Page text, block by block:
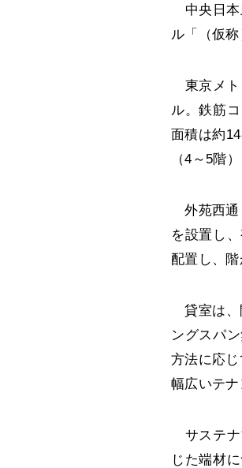
中央日本
ル「（仮
東京メト
ル。鉄筋
面積は約
（4～5階
外苑西通
を設置し
配置し、階
貸室は、
ングスパ
方法に応
幅広いテナ
サステナ
じた端材